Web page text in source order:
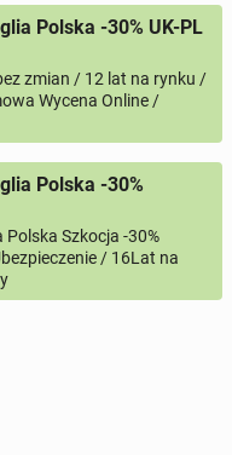
NR TELEFONU , np.:
Polska -30% UK-PL
zmian / 12 lat na rynku /
Wycena Online /
Polska -30%
Szkocja -30%
/ 16Lat na